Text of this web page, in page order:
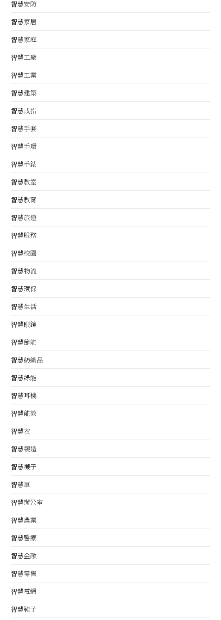
智慧安防
智慧家居
智慧家庭
智慧工廠
智慧工業
智慧建築
智慧戒指
智慧手套
智慧手環
智慧手錶
智慧教室
智慧教育
智慧旅遊
智慧服務
智慧校園
智慧物流
智慧環保
智慧生活
智慧眼鏡
智慧節能
智慧紡織品
智慧綠能
智慧耳機
智慧能效
智慧衣
智慧製造
智慧襪子
智慧車
智慧辦公室
智慧農業
智慧醫療
智慧金融
智慧零售
智慧電網
智慧鞋子